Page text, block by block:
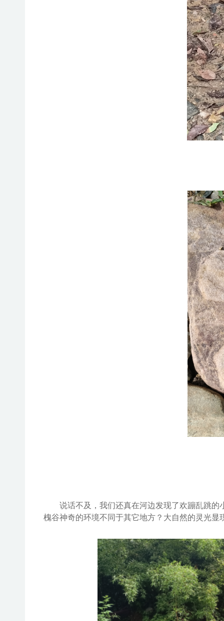
说话不及，我们还真在河边发现了欢蹦乱跳
槐谷神奇的环境不同于其它地方？大自然的灵光